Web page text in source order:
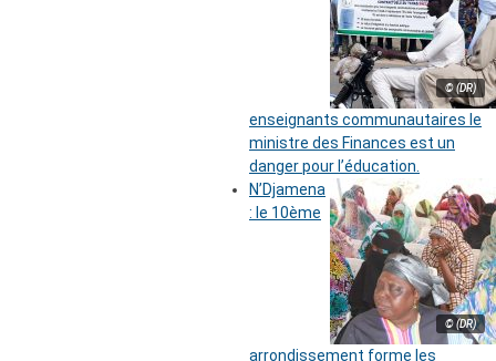
© (DR)
enseignants communautaires le
ministre des Finances est un
danger pour l’éducation.
© (DR)
N’Djamena
: le 10ème
arrondissement forme les